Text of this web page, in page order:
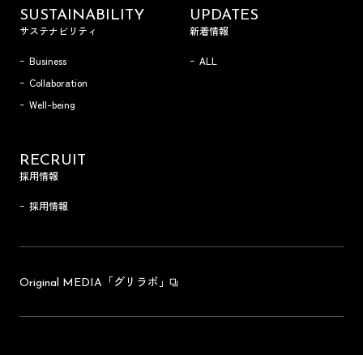
SUSTAINABILITY
サステナビリティ
Business
Collaboration
Well-being
UPDATES
新着情報
ALL
RECRUIT
採用情報
採用情報
Original MEDIA 「グリラボ」